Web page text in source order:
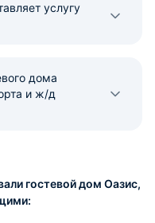
услугу
дома
и ж/д
гостевой дом Оазис,